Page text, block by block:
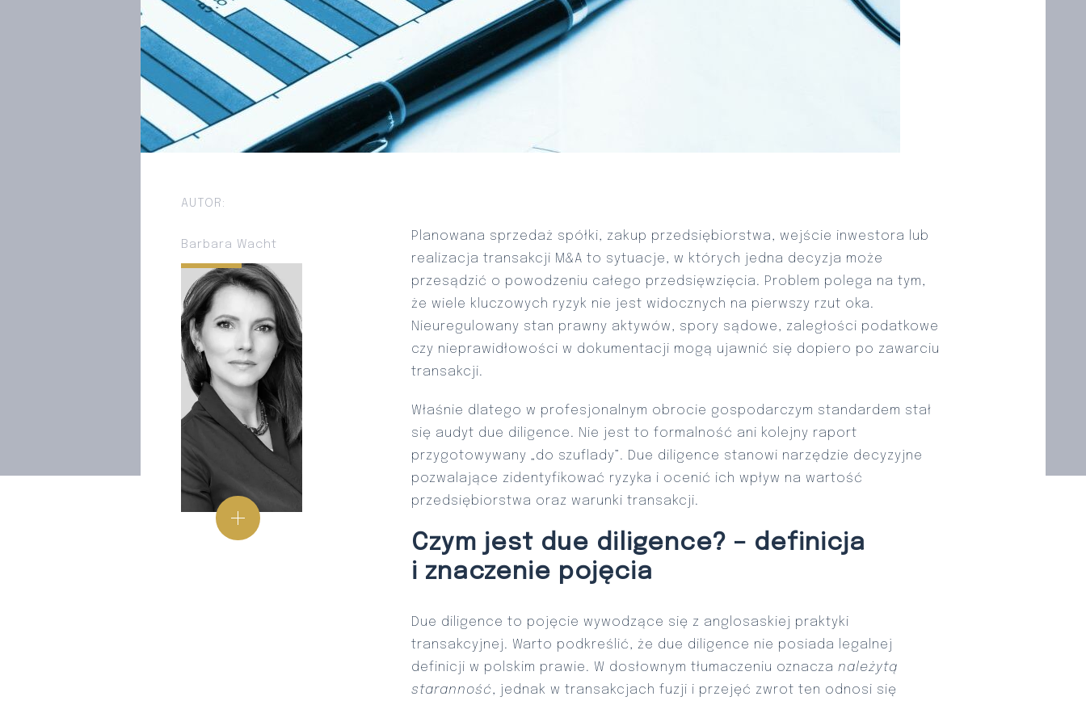
Planowana sprzedaż spółki, zakup przedsiębiorstwa, wejście inwestora lub
realizacja transakcji M&A to sytuacje, w których jedna decyzja może
przesądzić o powodzeniu całego przedsięwzięcia. Problem polega na tym,
że wiele kluczowych ryzyk nie jest widocznych na pierwszy rzut oka.
Nieuregulowany stan prawny aktywów, spory sądowe, zaległości podatkowe
czy nieprawidłowości w dokumentacji mogą ujawnić się dopiero po zawarciu
transakcji.
Właśnie dlatego w profesjonalnym obrocie gospodarczym standardem stał
się audyt due diligence. Nie jest to formalność ani kolejny raport
przygotowywany „do szuflady”. Due diligence stanowi narzędzie decyzyjne
pozwalające zidentyfikować ryzyka i ocenić ich wpływ na wartość
przedsiębiorstwa oraz warunki transakcji.
Czym jest due diligence? – definicja
i znaczenie pojęcia
Due diligence to pojęcie wywodzące się z anglosaskiej praktyki
transakcyjnej. Warto podkreślić, że due diligence nie posiada legalnej
definicji w polskim prawie. W dosłownym tłumaczeniu oznacza należytą
staranność, jednak w transakcjach fuzji i przejęć zwrot ten odnosi się
AUTOR:
Barbara Wacht